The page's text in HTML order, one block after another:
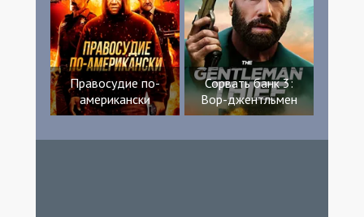
Правосудие по-
американски
Сорвать банк 3:
Вор-джентльмен